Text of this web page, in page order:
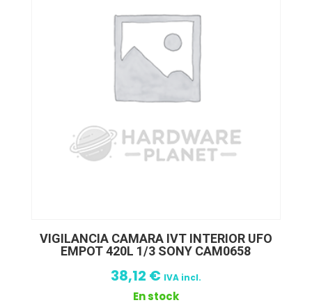
VIGILANCIA CAMARA IVT INTERIOR UFO
EMPOT 420L 1/3 SONY CAM0658
38,12 € IVA incl.
En stock